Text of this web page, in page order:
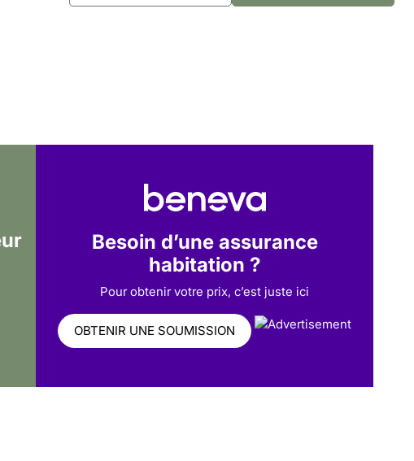
Besoin d’une assurance
habitation ?
Pour obtenir votre prix, c’est juste ici
OBTENIR UNE SOUMISSION